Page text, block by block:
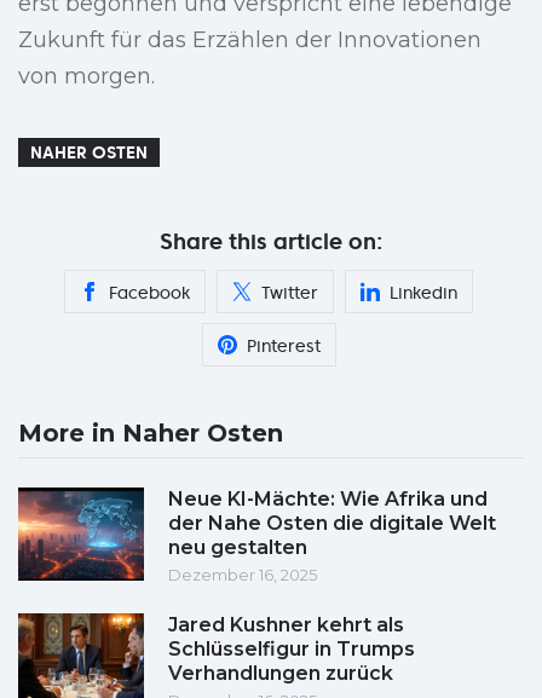
Zukunft für das Erzählen der Innovationen
von morgen.
NAHER OSTEN
Share this article on:
Facebook Twitter Linkedin
Pinterest
More in Naher Osten
Neue KI-Mächte: Wie Afrika und
der Nahe Osten die digitale Welt
neu gestalten
Dezember 16, 2025
Jared Kushner kehrt als
Schlüsselfigur in Trumps
Verhandlungen zurück